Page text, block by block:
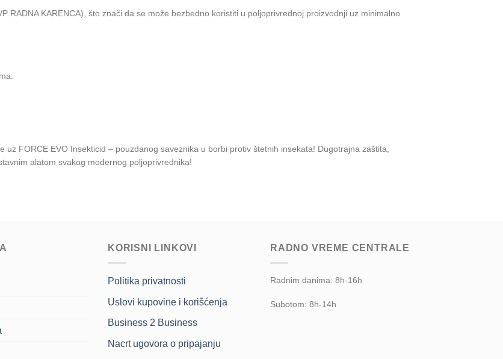
RADNA KARENCA), što znači da se može bezbedno koristiti u poljoprivrednoj proizvodnji uz minimalno
FORCE EVO Insekticid – pouzdanog saveznika u borbi protiv štetnih insekata! Dugotrajna zaštita,
alatom svakog modernog poljoprivrednika!
KORISNI LINKOVI
Politika privatnosti
Uslovi kupovine i korišćenja
Business 2 Business
Nacrt ugovora o pripajanju
RADNO VREME CENTRALE
Radnim danima: 8h-16h
Subotom: 8h-14h